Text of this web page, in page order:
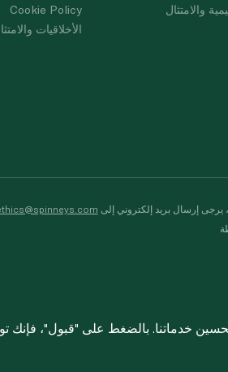
Cookie Policy
الأخلاقيات
والامتثال
يرجى إرسال بريد إلكتروني إلى
خدماتنا. بالضغط على "قبول"، فإنك